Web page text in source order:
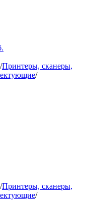
/Принтеры, сканеры,
/
/Принтеры, сканеры,
/